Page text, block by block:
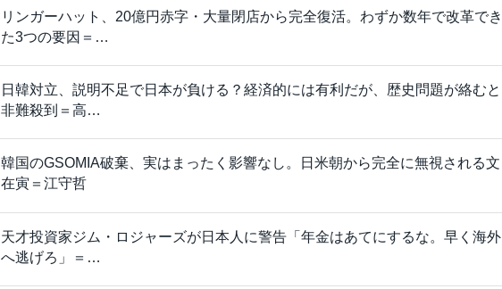
リンガーハット、20億円赤字・大量閉店から完全復活。わずか数年で改革でき
た3つの要因＝…
日韓対立、説明不足で日本が負ける？経済的には有利だが、歴史問題が絡むと
非難殺到＝高…
韓国のGSOMIA破棄、実はまったく影響なし。日米朝から完全に無視される文
在寅＝江守哲
天才投資家ジム・ロジャーズが日本人に警告「年金はあてにするな。早く海外
へ逃げろ」＝…